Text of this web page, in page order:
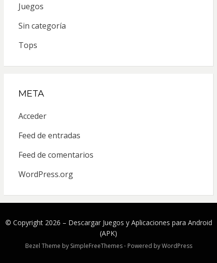
Juegos
Sin categoría
Tops
META
Acceder
Feed de entradas
Feed de comentarios
WordPress.org
© Copyright 2026 – Descargar Juegos y Aplicaciones para Android
(APK)
Bezel Theme by SimpleFreeThemes ⋅ Powered byWordPress